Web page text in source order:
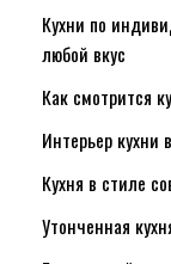
Кухни по
любой вкус
Как смотрится
Интерьер кухни
Кухня в стиле
Утонченная